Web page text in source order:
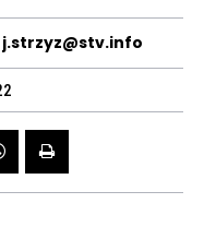
j.strzyz@stv.info